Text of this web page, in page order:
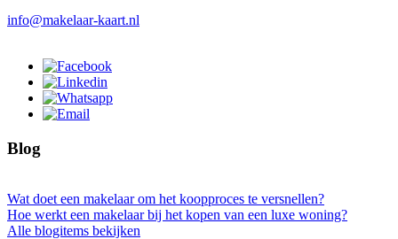
info@makelaar-kaart.nl
Blog
Wat doet een makelaar om het koopproces te versnellen?
Hoe werkt een makelaar bij het kopen van een luxe woning?
Alle blogitems bekijken